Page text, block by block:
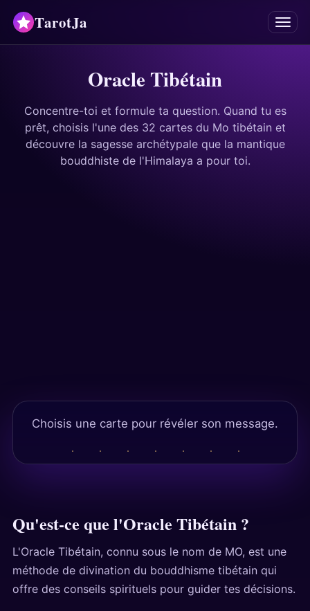
TarotJa Menu
Oracles
Oracle Tibétain
Concentre-toi et formule ta question. Quand tu es
prêt, choisis l'une des 32 cartes du Mo tibétain et
découvre la sagesse archétypale que la mantique
bouddhiste de l'Himalaya a pour toi.
Choisis une carte pour révéler son message.
Qu'est-ce que l'Oracle Tibétain ?
L'Oracle Tibétain, connu sous le nom de MO, est une
méthode de divination du bouddhisme tibétain qui
offre des conseils spirituels pour guider tes décisions.